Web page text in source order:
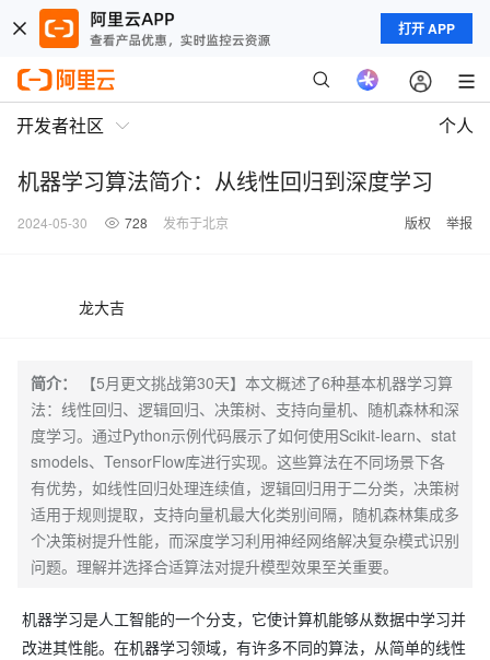
打开 APP
开发者社区 个人
机器学习算法简介：从线性回归到深度学习
2024-05-30 728 发布于北京 版权 举报
龙大吉
简介：
【5月更文挑战第30天】本文概述了6种基本机器学习算
法：线性回归、逻辑回归、决策树、支持向量机、随机森林和深
度学习。通过Python示例代码展示了如何使用Scikit-learn、stat
smodels、TensorFlow库进行实现。这些算法在不同场景下各
有优势，如线性回归处理连续值，逻辑回归用于二分类，决策树
适用于规则提取，支持向量机最大化类别间隔，随机森林集成多
个决策树提升性能，而深度学习利用神经网络解决复杂模式识别
问题。理解并选择合适算法对提升模型效果至关重要。
机器学习是人工智能的一个分支，它使计算机能够从数据中学习并
改进其性能。在机器学习领域，有许多不同的算法，从简单的线性